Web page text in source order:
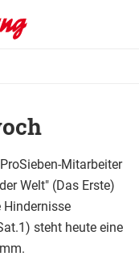
Mitarbeiter
Welt" (Das Erste)
Hindernisse
steht heute eine